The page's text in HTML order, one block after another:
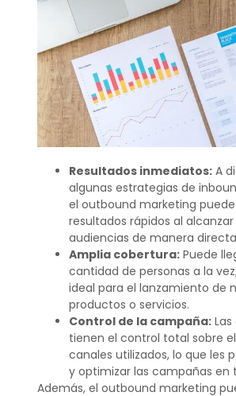
Resultados inmediatos:A
algunas estrategias de
el outbound marketing
resultados rápidos al
audiencias de manera
Amplia cobertura:Puede
cantidad de personas a la
ideal para el lanzamiento de
productos o servicios.
Control de la campaña:Las
tienen el control total sobre
canales utilizados, lo que les
y optimizar las campañas en
Además, el outbound marketing